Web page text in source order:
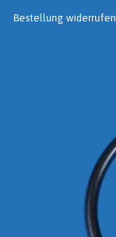
Bestellung widerrufen